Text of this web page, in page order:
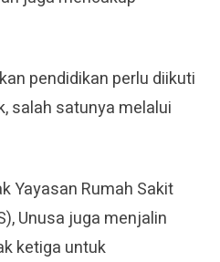
pendidikan perlu diikuti
salah satunya melalui
Yayasan Rumah Sakit
Unusa juga menjalin
ketiga untuk